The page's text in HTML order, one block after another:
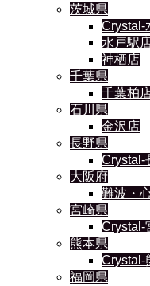
茨城県
Crystal-
水戸駅
神栖店
千葉県
千葉柏
石川県
金沢店
長野県
Crystal-
大阪府
難波・
宮崎県
Crystal-
熊本県
Crystal-
福岡県